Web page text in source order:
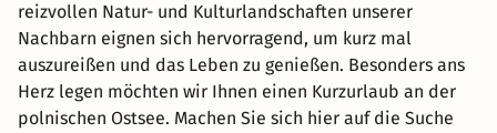
reizvollen Natur- und Kulturlandschaften unserer
Nachbarn eignen sich hervorragend, um kurz mal
auszureißen und das Leben zu genießen. Besonders ans
Herz legen möchten wir Ihnen einen Kurzurlaub an der
polnischen Ostsee. Machen Sie sich hier auf die Suche